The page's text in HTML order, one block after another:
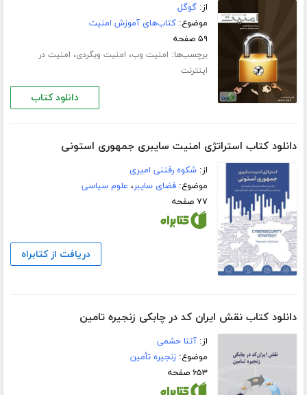
از:گوگل
موضوع:کتاب‌های آموزش امنیت
۵۹ صفحه
برچسب‌ها: امنیت وب، امنیت وبگردی، امنیت در
اینترنت
دانلود کتاب
دانلود کتاب استراتژی امنیت سایبری جمهوری استونی
از:شکوه رفتنی امیری
موضوع:فضای سایبر، علوم سیاسی
۷۷ صفحه
دریافت از کتابراه
دانلود کتاب نقش ایران کد در چابکی زنجیره تامین
از:آتنا حشمی
موضوع:زنجیره تأمین
۶۵۳ صفحه